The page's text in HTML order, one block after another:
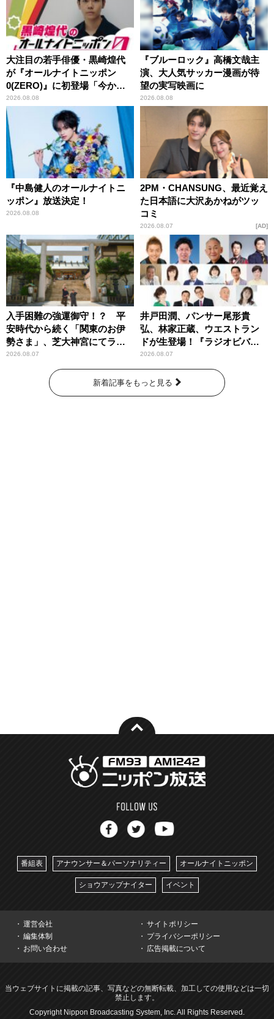
大注目の若手俳優・黒崎煌代
が『オールナイトニッポン
0(ZERO)』に初登場「今から
とてもワクワクしておりま
す！」
2026.08.08
『ブルーロック』高橋文哉主
演、大人気サッカー漫画が待
望の実写映画に
2026.08.08
『中島健人のオールナイトニ
ッポン』放送決定！
2026.08.08
2PM・CHANSUNG、最近覚え
た日本語に大沢あかねがツッ
コミ
2026.08.07 AD
入手困難の強運御守！？ 平
安時代から続く「関東のお伊
勢さま」、芝大神宮にてラン
パンプスが合格祈願！
2026.08.07
井戸田潤、パンサー尾形貴
弘、林家正蔵、ウエストラン
ドが生登場！『ラジオビバリ
ー昼ズ』
2026.08.07
新着記事をもっと見る
番組表 アナウンサー＆パーソナリティー オールナイトニッポン
ショウアップナイター イベント
運営会社
サイトポリシー
編集体制
プライバシーポリシー
お問い合わせ
広告掲載について
当ウェブサイトに掲載の記事、写真などの無断転載、加工しての使用などは一切
禁止します。
Copyright Nippon Broadcasting System, Inc. All Rights Reserved.